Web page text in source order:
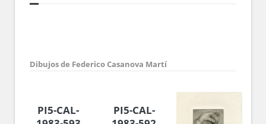
Dibujos de Federico Casanova Martí
PI5-CAL-
PI5-CAL-